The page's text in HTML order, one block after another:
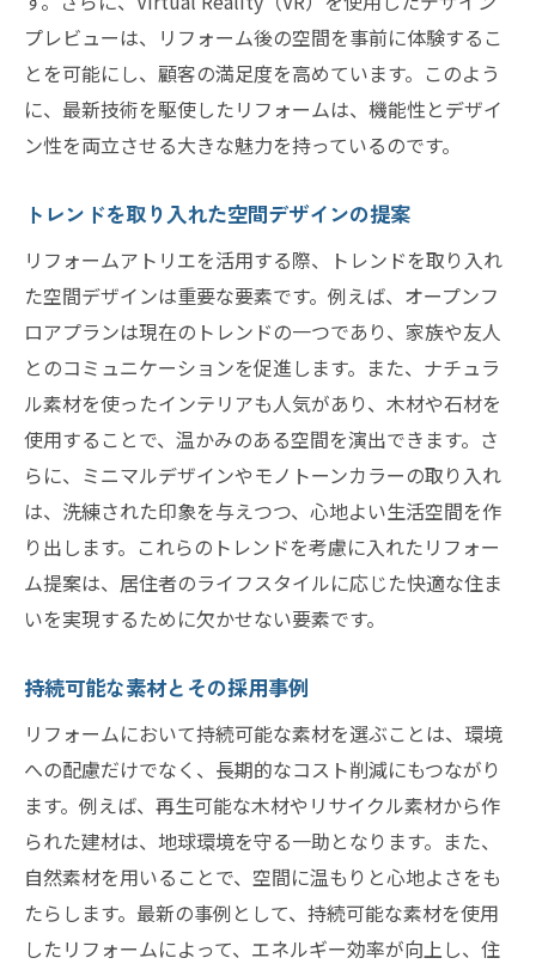
プレビューは、リフォーム後の空間を事前に体験するこ
とを可能にし、顧客の満足度を高めています。このよう
に、最新技術を駆使したリフォームは、機能性とデザイ
ン性を両立させる大きな魅力を持っているのです。
トレンドを取り入れた空間デザインの提案
リフォームアトリエを活用する際、トレンドを取り入れ
た空間デザインは重要な要素です。例えば、オープンフ
ロアプランは現在のトレンドの一つであり、家族や友人
とのコミュニケーションを促進します。また、ナチュラ
ル素材を使ったインテリアも人気があり、木材や石材を
使用することで、温かみのある空間を演出できます。さ
らに、ミニマルデザインやモノトーンカラーの取り入れ
は、洗練された印象を与えつつ、心地よい生活空間を作
り出します。これらのトレンドを考慮に入れたリフォー
ム提案は、居住者のライフスタイルに応じた快適な住ま
いを実現するために欠かせない要素です。
持続可能な素材とその採用事例
リフォームにおいて持続可能な素材を選ぶことは、環境
への配慮だけでなく、長期的なコスト削減にもつながり
ます。例えば、再生可能な木材やリサイクル素材から作
られた建材は、地球環境を守る一助となります。また、
自然素材を用いることで、空間に温もりと心地よさをも
たらします。最新の事例として、持続可能な素材を使用
したリフォームによって、エネルギー効率が向上し、住